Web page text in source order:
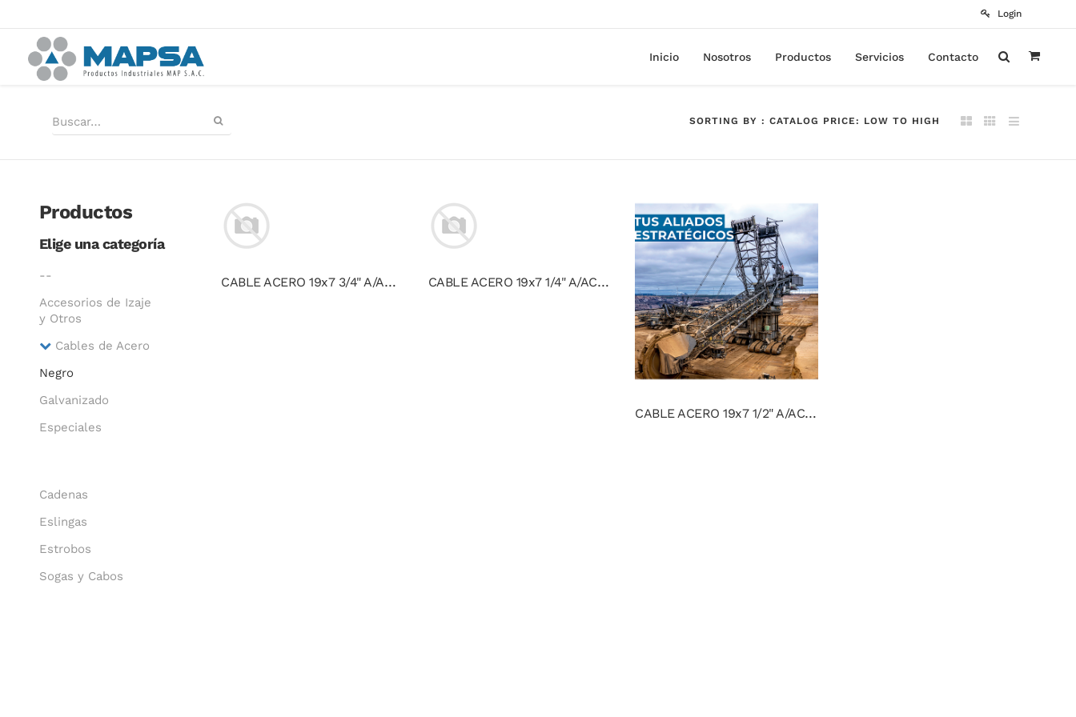
Login
Inicio Nosotros Productos Servicios Contacto
SORTING BY : CATALOG PRICE: LOW TO HIGH
Productos
Elige una categoría
--
Accesorios de Izaje
y Otros
Cables de Acero
Negro
Galvanizado
Especiales
Cadenas
Eslingas
Estrobos
Sogas y Cabos
CABLE ACERO 19x7 3/4" A/ACERO NEGRO C/GRASA NO ROTATORIO CALIDAD 1960 TRD CABLE ACERO 19x7 1/4" A/ACERO NEGRO C/GRASA,NO ROTATORIO CALIDAD 1960 TRD
CABLE ACERO 19x7 1/2" A/ACERO NEGRO C/GRASA, NO ROTATORIO CALIDAD 1960 TRD